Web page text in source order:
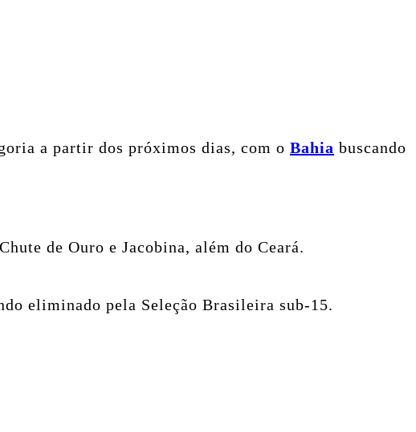
a partir dos próximos dias, com o Bahia buscando
de Ouro e Jacobina, além do Ceará.
eliminado pela Seleção Brasileira sub-15.